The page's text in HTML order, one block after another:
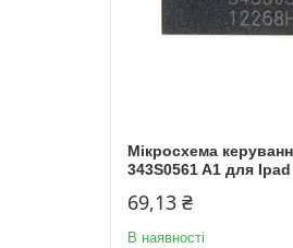
Мікросхема
343S0561 A1 для
69,13 ₴
В наявності